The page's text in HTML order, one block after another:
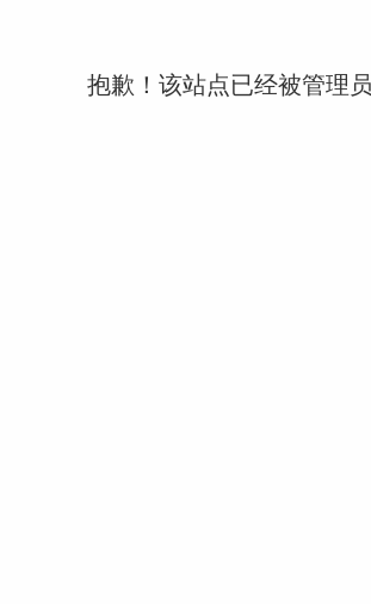
抱歉！该站点已经被管理